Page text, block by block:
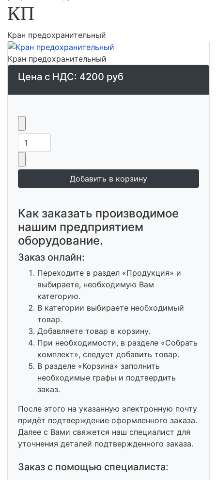
КП
Кран предохранительный
Кран предохранительный
Цена с НДС: 4200 руб
Как заказать производимое
нашим предприятием
оборудование.
Заказ онлайн:
Переходите в раздел «Продукция» и
выбираете, необходимую Вам
категорию.
В категории выбираете необходимый
товар.
Добавляете товар в корзину.
При необходимости, в разделе «Собрать
комплект», следует добавить товар.
В разделе «Корзина» заполнить
необходимые графы и подтвердить
заказ.
После этого на указанную электронную почту
придёт подтверждение оформленного заказа.
Далее с Вами свяжется наш специалист для
уточнения деталей подтвержденного заказа.
Заказ с помощью специалиста: